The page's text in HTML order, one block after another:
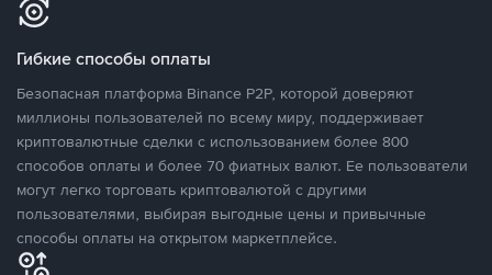
Гибкие способы оплаты
Безопасная платформа Binance P2P, которой доверяют
миллионы пользователей по всему миру, поддерживает
криптовалютные сделки с использованием более 800
способов оплаты и более 70 фиатных валют. Ее пользователи
могут легко торговать криптовалютой с другими
пользователями, выбирая выгодные цены и привычные
способы оплаты на открытом маркетплейсе.